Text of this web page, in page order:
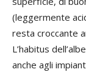
(leggermente
resta croccante
L’habitus
anche agli